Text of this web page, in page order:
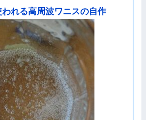
れる高周波ワニスの自作